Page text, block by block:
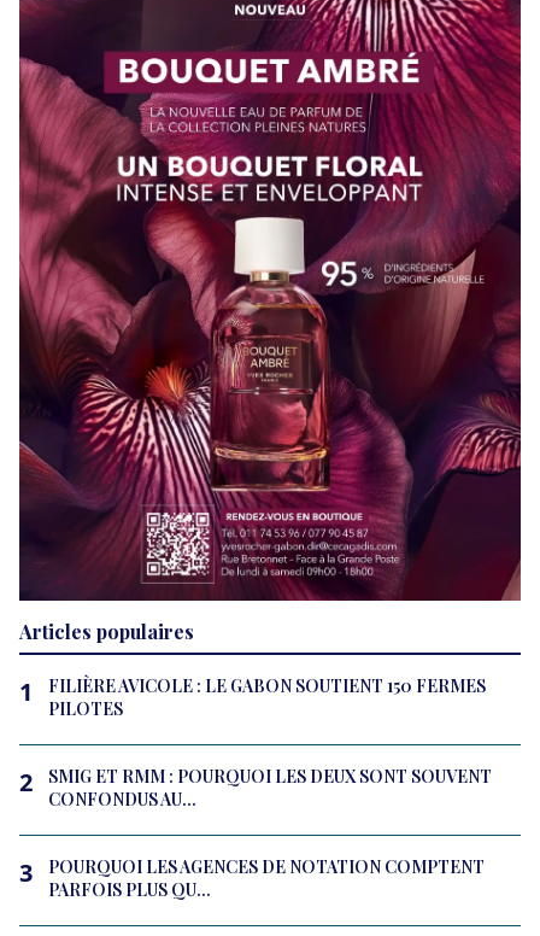
Articles populaires
1
FILIÈRE AVICOLE : LE GABON SOUTIENT 150 FERMES
PILOTES
2
SMIG ET RMM : POURQUOI LES DEUX SONT SOUVENT
CONFONDUS AU...
3
POURQUOI LES AGENCES DE NOTATION COMPTENT
PARFOIS PLUS QU...